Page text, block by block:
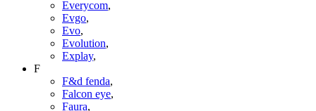
Everycom,
Evgo,
Evo,
Evolution,
Explay,
F
F&d fenda,
Falcon eye,
Faura,